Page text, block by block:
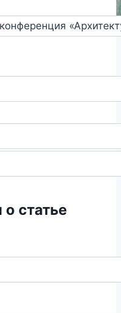
статье